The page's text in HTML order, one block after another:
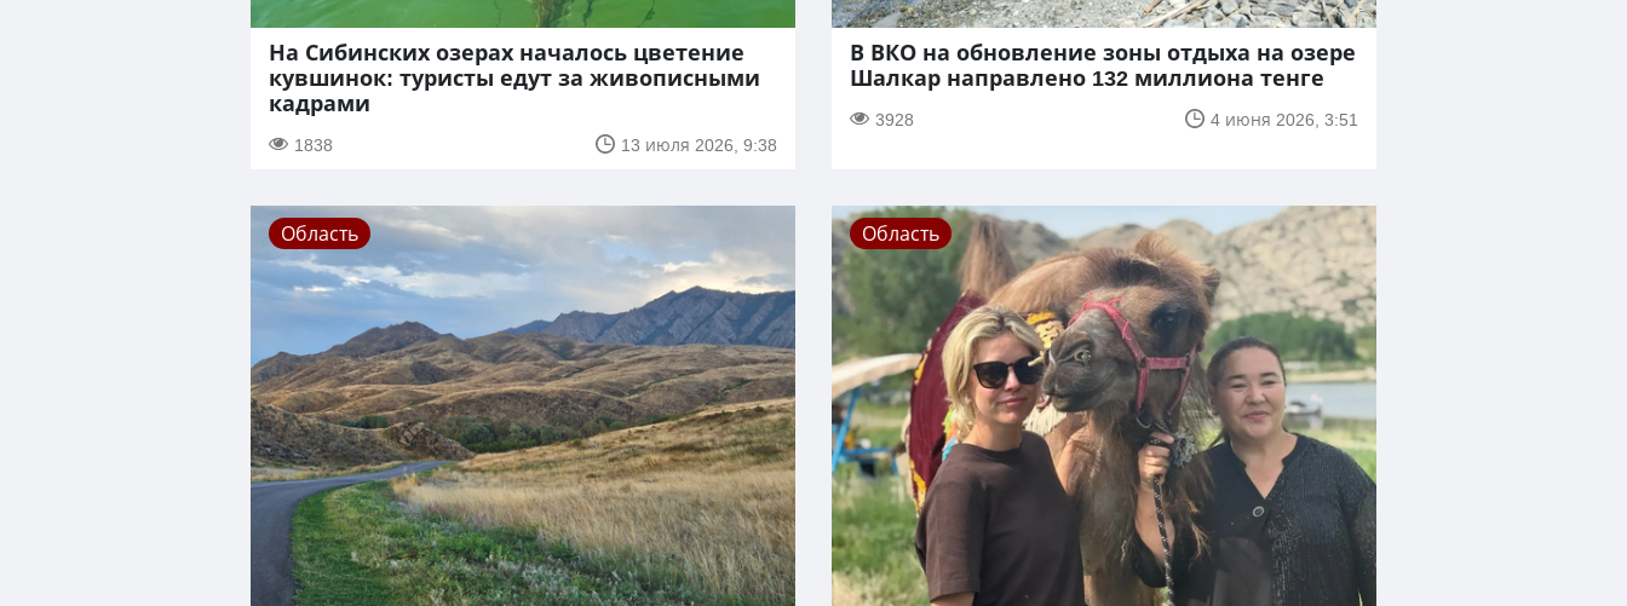
На Сибинских озерах началось цветение
кувшинок: туристы едут за живописными
кадрами
1838 13 июля 2026, 9:38
В ВКО на обновление зоны отдыха на озере
Шалкар направлено 132 миллиона тенге
3928 4 июня 2026, 3:51
Область Область